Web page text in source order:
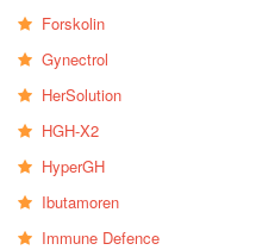
Forskolin
Gynectrol
HerSolution
HGH-X2
HyperGH
Ibutamoren
Immune Defence